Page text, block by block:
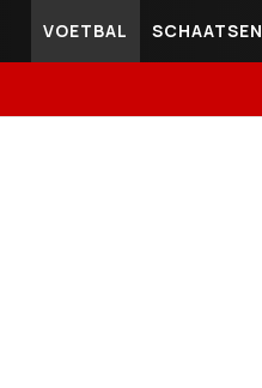
VOETBAL SCHAATSEN